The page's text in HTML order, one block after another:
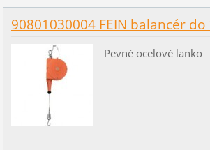
90801030004 FEIN balancér do
Pevné ocelové lanko